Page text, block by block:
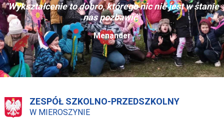
"Wykształcenie to dobro, którego nic nie jest w stanie
nas pozbawić"
Menander
ZESPÓŁ SZKOLNO-PRZEDSZKOLNY
W MIEROSZYNIE